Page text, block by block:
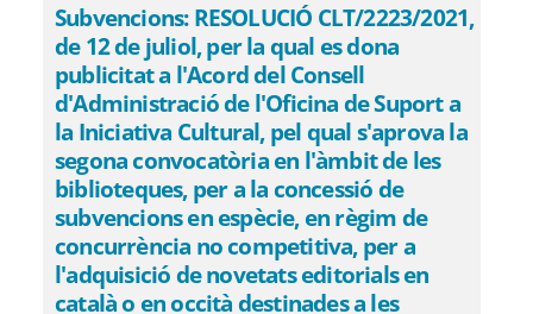
Subvencions: RESOLUCIÓ CLT/2223/2021,
de 12 de juliol, per la qual es dona
publicitat a l'Acord del Consell
d'Administració de l'Oficina de Suport a
la Iniciativa Cultural, pel qual s'aprova la
segona convocatòria en l'àmbit de les
biblioteques, per a la concessió de
subvencions en espècie, en règim de
concurrència no competitiva, per a
l'adquisició de novetats editorials en
català o en occità destinades a les